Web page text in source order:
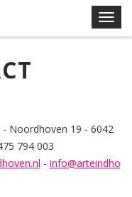
T
o
n
v
Noordhoven 19 - 6042
794 003
- info@arteindho